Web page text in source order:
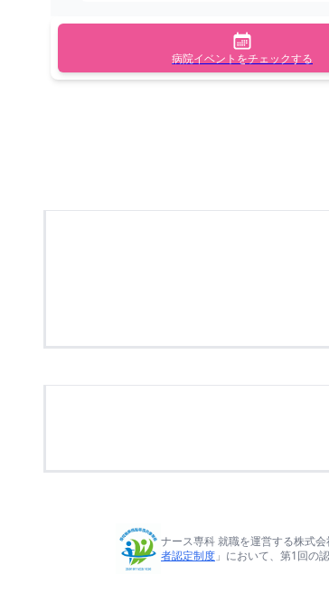
病院イベントをチェックする
ナース専科 就職を運営する株式
者認定制度 」において、第1回の